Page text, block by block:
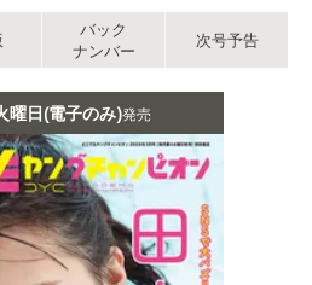
バック
ナンバー
次号予告
曜日(電子のみ)発売